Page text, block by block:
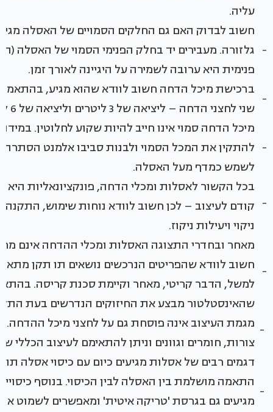
עליה.
-
חשוב לבדוק האם גם החלקים הסמויים של האסלה
גלזורה. מעבירים יד בחלק הפנימי הסמוי של האסלה
פנימית היא ערובה לשמירה על היגיינה לאורך זמן.
-
ברכישת מיכל הדחה חשוב לוודא שהוא מגיע,
שני לחצני הדחה – ליציאה של 3 ליטרים וליציאה של 6 ליטרים.
-
מיכל הדחה סמוי אינו חייב להיות שקוע לחלוטין. במידה
להתקין את המכל הסמוי ולבנות סביבו אלמנט הסתרה
לשמש כמדף מעל האסלה.
-
בכל הקשור לאסלות ומכלי הדחה, פונקציונאליות
קודם לעיצוב – לכן חשוב לוודא נוחות שימוש, התקנה
ניקוי ויעילות ניקוז.
-
מאחר ובחדרי התצוגה האסלות ומכלי ההדחה אינם
חשוב לוודא שהפריטים הנרכשים נושאים תו תקן
למשל, הדבר קריטי, מאחר וקיימת סכנת קריסה.
שהאינסטלטור מבצע את החיזוקים הנדרשים בעת
- מגמת העיצוב אינה פוסחת גם על לחצני מיכל ההדחה.
צורות, חומרים וגוונים וניתן להתאימם לעיצוב
-
דגמים רבים של אסלות מגיעים כיום עם כיסוי אסלה
התאמה מושלמת בין האסלה לבין הכיסוי. בנוסף
מגיעים גם בגרסת 'טריקה איטית' ומאפשרים לשמוט